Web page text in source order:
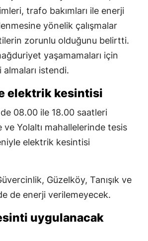
trafo bakımları ile enerji
yönelik çalışmalar
zorunlu olduğunu belirtti.
yaşamamaları için
istendi.
elektrik kesintisi
08.00 ile 18.00 saatleri
ve Yolaltı mahallelerinde tesis
elektrik kesintisi
Güzelköy, Tanışık ve
de enerji verilemeyecek.
uygulanacak